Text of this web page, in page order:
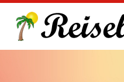
main